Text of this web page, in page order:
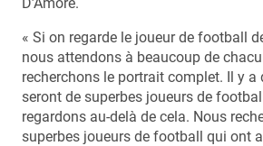
« Si on regarde le joueur de football
nous attendons à beaucoup de
recherchons le portrait complet. Il y a
seront de superbes joueurs de
regardons au-delà de cela. Nous
superbes joueurs de football qui ont